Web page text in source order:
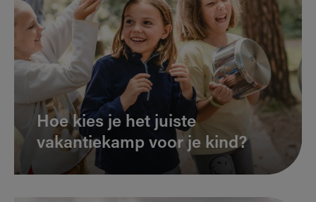
Hoe kies je het juiste
vakantiekamp voor je kind?